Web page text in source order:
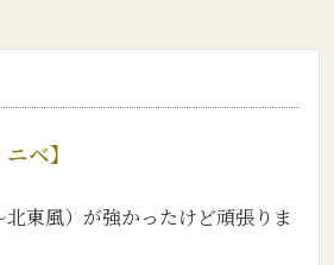
ベ】
東風）が強かったけど頑張りま